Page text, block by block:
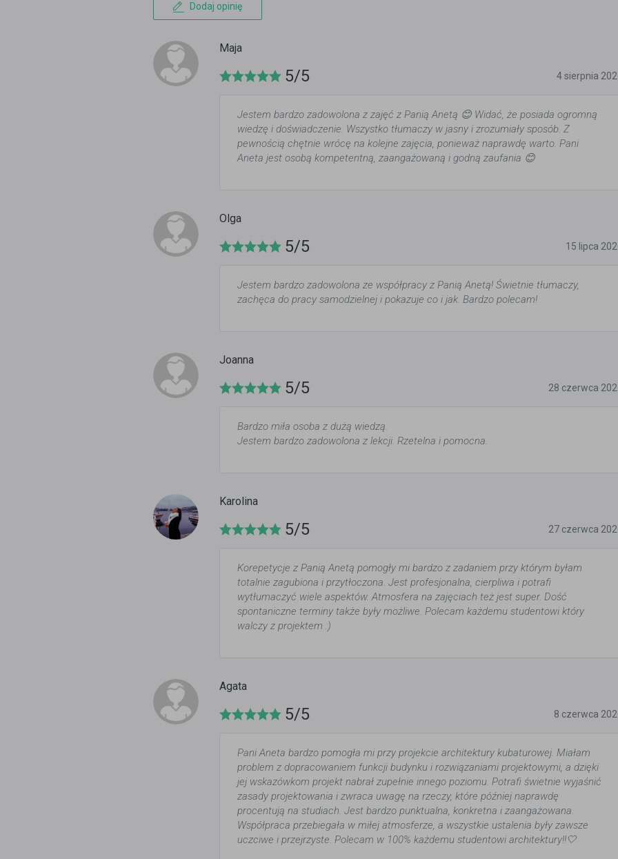
Dodaj opinię
Maja
5/5 4 sierpnia
Jestem bardzo zadowolona z zajęć z Panią Anetą 😊 Widać, że posiada ogromną
wiedzę i doświadczenie. Wszystko tłumaczy w jasny i zrozumiały sposób. Z
pewnością chętnie wrócę na kolejne zajęcia, ponieważ naprawdę warto. Pani
Aneta jest osobą kompetentną, zaangażowaną i godną zaufania 😊
Olga
5/5 15 lipca
Jestem bardzo zadowolona ze współpracy z Panią Anetą! Świetnie tłumaczy,
zachęca do pracy samodzielnej i pokazuje co i jak. Bardzo polecam!
Joanna
5/5 28 czerwca
Bardzo miła osoba z dużą wiedzą.
Jestem bardzo zadowolona z lekcji. Rzetelna i pomocna.
Karolina
5/5 27 czerwca
Korepetycje z Panią Anetą pomogły mi bardzo z zadaniem przy którym byłam
totalnie zagubiona i przytłoczona. Jest profesjonalna, cierpliwa i potrafi
wytłumaczyć wiele aspektów. Atmosfera na zajęciach też jest super. Dość
spontaniczne terminy także były możliwe. Polecam każdemu studentowi który
walczy z projektem :)
Agata
5/5 8 czerwca
Pani Aneta bardzo pomogła mi przy projekcie architektury kubaturowej. Miałam
problem z dopracowaniem funkcji budynku i rozwiązaniami projektowymi, a dzięki
jej wskazówkom projekt nabrał zupełnie innego poziomu. Potrafi świetnie wyjaśnić
zasady projektowania i zwraca uwagę na rzeczy, które później naprawdę
procentują na studiach. Jest bardzo punktualna, konkretna i zaangażowana.
Współpraca przebiegała w miłej atmosferze, a wszystkie ustalenia były zawsze
uczciwe i przejrzyste. Polecam w 100% każdemu studentowi architektury!!🤍